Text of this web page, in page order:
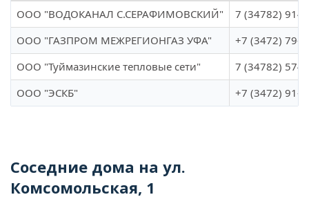
ООО "ВОДОКАНАЛ С.СЕРАФИМОВСКИЙ"
7 (34782)
ООО "ГАЗПРОМ МЕЖРЕГИОНГАЗ УФА"
+7 (3472) 79-
ООО "Туймазинские тепловые сети"
7 (34782)
ООО "ЭСКБ"
+7 (3472) 91-
Соседние дома на ул.
Комсомольская, 1